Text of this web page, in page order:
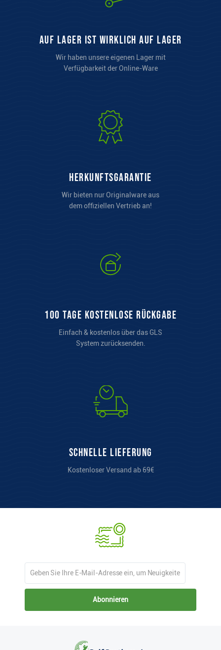
auf Lager ist wirklich auf Lager
Wir haben unsere eigenen Lager mit
Verfügbarkeit der Online-Ware
Herkunftsgarantie
Wir bieten nur Originalware aus
dem offiziellen Vertrieb an!
100 Tage kostenlose Rückgabe
Einfach & kostenlos über das GLS
System zurücksenden.
Schnelle Lieferung
Kostenloser Versand ab 69€
Abonnieren